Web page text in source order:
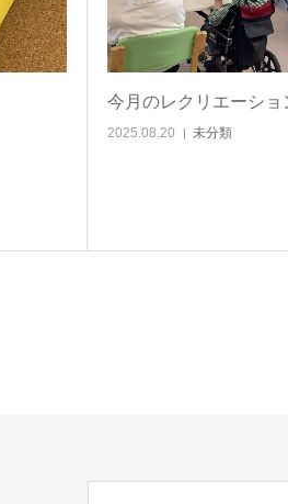
今月のレクリエーショ
2025.08.20 未分類